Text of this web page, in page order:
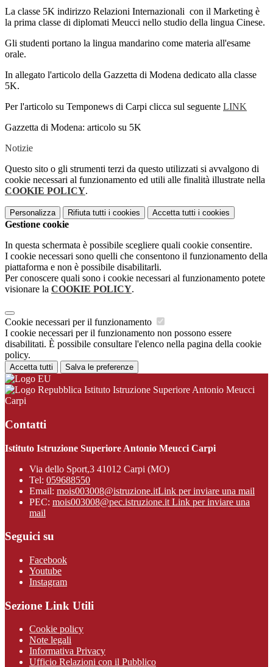
La classe 5K indirizzo Relazioni Internazionali con il Marketing è
la prima classe di diplomati Meucci nello studio della lingua Cinese.
Gli studenti portano la lingua mandarino come materia all'esame
orale.
In allegato l'articolo della Gazzetta di Modena dedicato alla classe
5K.
Per l'articolo su Temponews di Carpi clicca sul seguente LINK
Gazzetta di Modena: articolo su 5K
Notizie
Questo sito o gli strumenti terzi da questo utilizzati si avvalgono di
cookie necessari al funzionamento ed utili alle finalità illustrate nella
COOKIE POLICY.
Personalizza Rifiuta tutti i cookies Accetta tutti i cookies
Gestione cookie
In questa schermata è possibile scegliere quali cookie consentire.
I cookie necessari sono quelli che consentono il funzionamento della
piattaforma e non è possibile disabilitarli.
Per conoscere quali sono i cookie necessari al funzionamento potete
visionare la COOKIE POLICY.
Cookie necessari per il funzionamento
I cookie necessari per il funzionamento non possono essere
disabilitati. È possibile consultare l'elenco nella pagina della cookie
policy.
Accetta tutti Salva le preferenze
Istituto Istruzione Superiore Antonio Meucci
Carpi
Contatti
Istituto Istruzione Superiore Antonio Meucci Carpi
Via dello Sport,3 41012 Carpi (MO)
Tel: 059688550
Email: mois003008@istruzione.itLink per inviare una mail
PEC: mois003008@pec.istruzione.it Link per inviare una
mail
Seguici su
Facebook
Youtube
Instagram
Sezione Link Utili
Cookie policy
Note legali
Informativa Privacy
Ufficio Relazioni con il Pubblico